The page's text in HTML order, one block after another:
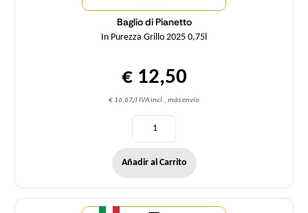
Baglio di Pianetto
In Purezza Grillo 2025 0,75l
€ 12,50
€ 16,67/l IVA incl., más envío
Añadir al Carrito
Cantidad